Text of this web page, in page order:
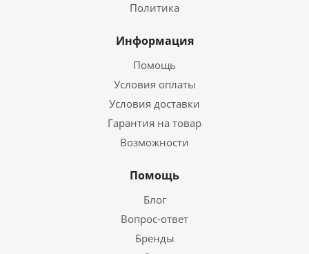
Политика
Информация
Помощь
Условия оплаты
Условия доставки
Гарантия на товар
Возможности
Помощь
Блог
Вопрос-ответ
Бренды